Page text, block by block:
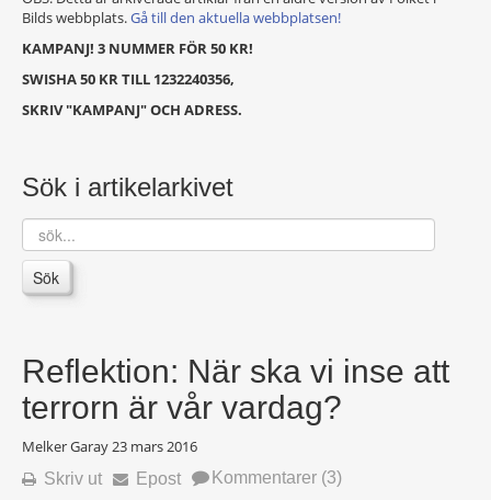
Bilds webbplats.Gå till den aktuella webbplatsen!
KAMPANJ! 3 NUMMER FÖR 50 KR!
SWISHA 50 KR TILL 1232240356,
SKRIV "KAMPANJ" OCH ADRESS.
Sök i artikelarkivet
sök...
Sök
Reflektion: När ska vi inse att
terrorn är vår vardag?
Melker Garay23 mars 2016
Skriv ut Epost Kommentarer (3)